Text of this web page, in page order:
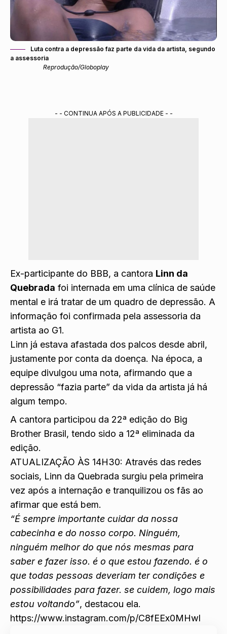
Luta contra a depressão faz parte da vida da artista, segundo
a assessoria
Reprodução/Globoplay
- - CONTINUA APÓS A PUBLICIDADE - -
Ex-participante do BBB, a cantora Linn da
Quebrada foi internada em uma clínica de saúde
mental e irá tratar de um quadro de depressão. A
informação foi confirmada pela assessoria da
artista ao G1.
Linn já estava afastada dos palcos desde abril,
justamente por conta da doença. Na época, a
equipe divulgou uma nota, afirmando que a
depressão “fazia parte” da vida da artista já há
algum tempo.
A cantora participou da 22ª edição do Big
Brother Brasil, tendo sido a 12ª eliminada da
edição.
ATUALIZAÇÃO ÀS 14H30: Através das redes
sociais, Linn da Quebrada surgiu pela primeira
vez após a internação e tranquilizou os fãs ao
afirmar que está bem.
“É sempre importante cuidar da nossa
cabecinha e do nosso corpo. Ninguém,
ninguém melhor do que nós mesmas para
saber e fazer isso. é o que estou fazendo. é o
que todas pessoas deveriam ter condições e
possibilidades para fazer. se cuidem, logo mais
estou voltando”, destacou ela.
https://www.instagram.com/p/C8fEEx0MHwl